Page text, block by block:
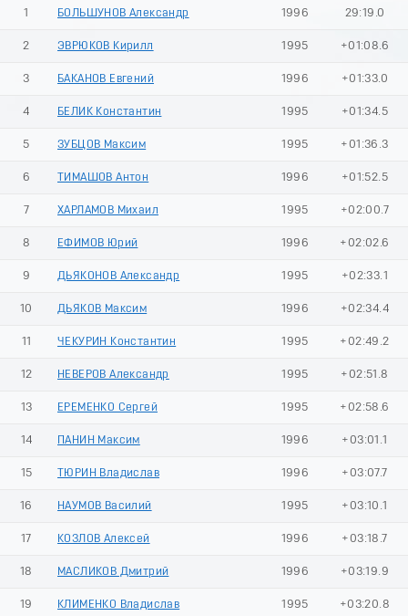
1 БОЛЬШУНОВ Александр 1996 29:19.0
2 ЭВРЮКОВ Кирилл 1995 +01:08.6
3 БАКАНОВ Евгений 1996 +01:33.0
4 БЕЛИК Константин 1995 +01:34.5
5 ЗУБЦОВ Максим 1995 +01:36.3
6 ТИМАШОВ Антон 1996 +01:52.5
7 ХАРЛАМОВ Михаил 1995 +02:00.7
8 ЕФИМОВ Юрий 1996 +02:02.6
9 ДЬЯКОНОВ Александр 1995 +02:33.1
10 ДЬЯКОВ Максим 1996 +02:34.4
11 ЧЕКУРИН Константин 1995 +02:49.2
12 НЕВЕРОВ Александр 1995 +02:51.8
13 ЕРЕМЕНКО Сергей 1995 +02:58.6
14 ПАНИН Максим 1996 +03:01.1
15 ТЮРИН Владислав 1996 +03:07.7
16 НАУМОВ Василий 1995 +03:10.1
17 КОЗЛОВ Алексей 1996 +03:18.7
18 МАСЛИКОВ Дмитрий 1996 +03:19.9
19 КЛИМЕНКО Владислав 1995 +03:20.8